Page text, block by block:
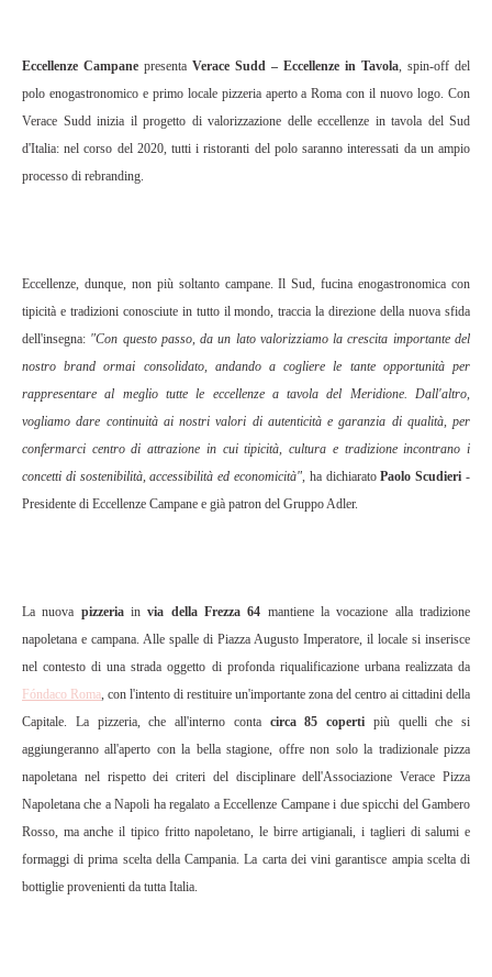
Eccellenze Campane presenta Verace Sudd – Eccellenze in Tavola, spin-off del
polo enogastronomico e primo locale pizzeria aperto a Roma con il nuovo logo. Con
Verace Sudd inizia il progetto di valorizzazione delle eccellenze in tavola del Sud
d'Italia: nel corso del 2020, tutti i ristoranti del polo saranno interessati da un ampio
processo di rebranding.
Eccellenze, dunque, non più soltanto campane. Il Sud, fucina enogastronomica con
tipicità e tradizioni conosciute in tutto il mondo, traccia la direzione della nuova sfida
dell'insegna: "Con questo passo, da un lato valorizziamo la crescita importante del
nostro brand ormai consolidato, andando a cogliere le tante opportunità per
rappresentare al meglio tutte le eccellenze a tavola del Meridione. Dall'altro,
vogliamo dare continuità ai nostri valori di autenticità e garanzia di qualità, per
confermarci centro di attrazione in cui tipicità, cultura e tradizione incontrano i
concetti di sostenibilità, accessibilità ed economicità", ha dichiaratoPaolo Scudieri -
Presidente di Eccellenze Campane e già patron del Gruppo Adler.
La nuova pizzeriainvia della Frezza 64 mantiene la vocazione alla tradizione
napoletana e campana. Alle spalle di Piazza Augusto Imperatore, il locale si inserisce
nel contesto di una strada oggetto di profonda riqualificazione urbana realizzata da
Fóndaco Roma, con l'intento di restituire un'importante zona del centro ai cittadini della
Capitale. La pizzeria, che all'interno conta circa 85 coperti più quelli che si
aggiungeranno all'aperto con la bella stagione, offre non solo la tradizionale pizza
napoletana nel rispetto dei criteri del disciplinare dell'Associazione Verace Pizza
Napoletana che a Napoli ha regalato a Eccellenze Campane i due spicchi del Gambero
Rosso, ma anche il tipico fritto napoletano, le birre artigianali, i taglieri di salumi e
formaggi di prima scelta della Campania. La carta dei vini garantisce ampia scelta di
bottiglie provenienti da tutta Italia.